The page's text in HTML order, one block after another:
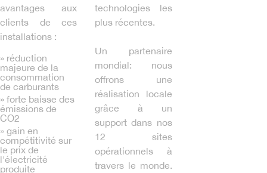
avantages aux
clients de ces
installations :
» réduction
majeure de la
consommation
de carburants
» forte baisse des
émissions de
CO2
» gain en
compétitivité sur
le prix de
l'électricité
produite
technologies les
plus récentes.
Un partenaire
mondial: nous
offrons une
réalisation locale
grâce à un
support dans nos
12 sites
opérationnels à
travers le monde.